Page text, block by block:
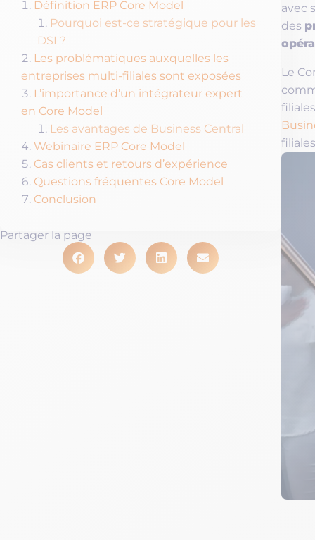
Définition ERP Core Model
Pourquoi est-ce stratégique pour les
DSI ?
Les problématiques auxquelles les
entreprises multi-filiales sont exposées
L’importance d’un intégrateur expert
en Core Model
Les avantages de Business Central
Webinaire ERP Core Model
Cas clients et retours d’expérience
Questions fréquentes Core Model
Conclusion
Partager la page
avec
des
Le